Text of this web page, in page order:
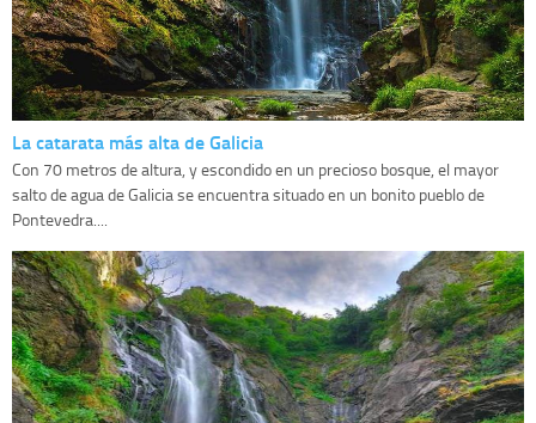
La catarata más alta de Galicia
Con 70 metros de altura, y escondido en un precioso bosque, el mayor
salto de agua de Galicia se encuentra situado en un bonito pueblo de
Pontevedra....